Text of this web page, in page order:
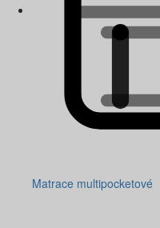
Matrace multipocketové